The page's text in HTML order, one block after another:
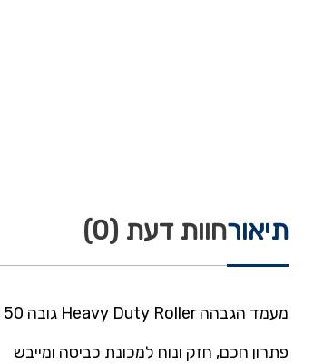
תיאורחוות דעת (0)
מעמד הגבהה Heavy Duty Roller גובה
פתרון חכם, חזק ונוח למכונת כביסה ומייבש